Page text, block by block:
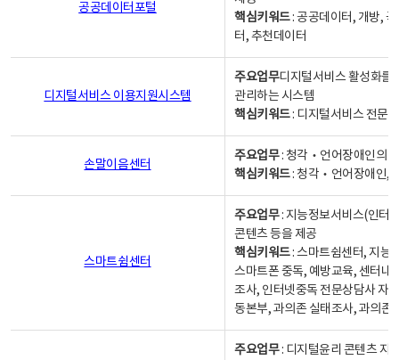
공공데이터포털
핵심키워드: 공공데이터, 개방,
터, 추천데이터
디지털서비스 이용지원시스템
주요업무디지털서비스 활성화를
관리하는 시스템
핵심키워드: 디지털서비스 전문
손말이음센터
주요업무: 청각‧언어장애인의
핵심키워드: 청각‧언어장애인,
스마트쉼센터
주요업무: 지능정보서비스(인터
콘텐츠 등을 제공
핵심키워드: 스마트쉼센터, 지능
스마트폰 중독, 예방교육, 센터내
조사, 인터넷중독 전문상담사 자
동본부, 과의존 실태조사, 과의존
주요업무: 디지털윤리 콘텐츠 지